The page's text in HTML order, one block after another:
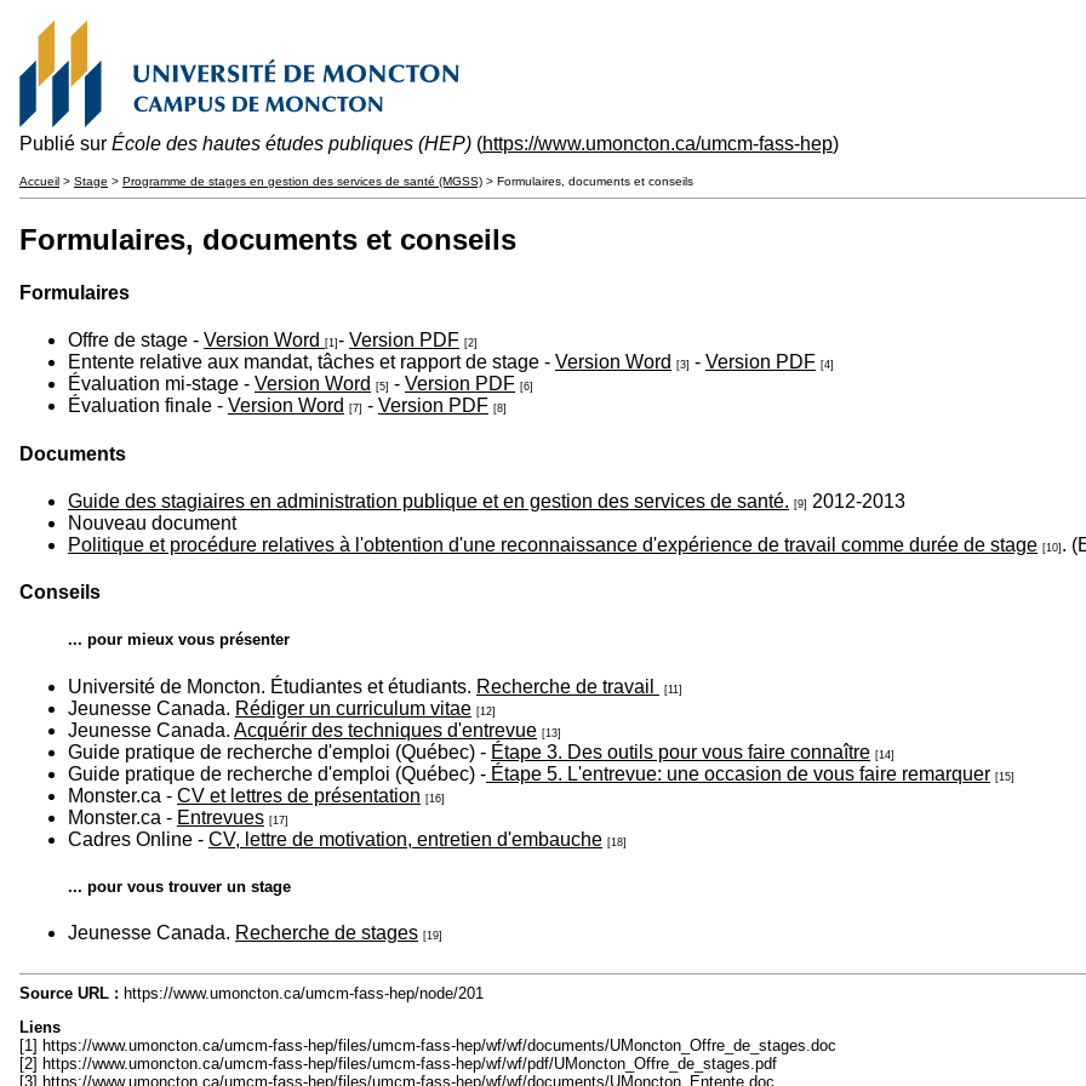
Publié sur École des hautes études publiques (HEP) (https://www.umoncton.ca/umcm-fass-hep)
Accueil > Stage > Programme de stages en gestion des services de santé (MGSS) > Formulaires, documents et conseils
Formulaires, documents et conseils
Formulaires
Offre de stage - Version Word [1] - Version PDF [2]
Entente relative aux mandat, tâches et rapport de stage - Version Word [3] - Version PDF [4]
Évaluation mi-stage - Version Word [5] - Version PDF [6]
Évaluation finale - Version Word [7] - Version PDF [8]
Documents
Guide des stagiaires en administration publique et en gestion des services de santé. [9]
2012-2013
Nouveau document
Politique et procédure relatives à l'obtention d'une reconnaissance d'expérience de travail comme durée de stage [10] .
Conseils
... pour mieux vous présenter
Université de Moncton. Étudiantes et étudiants. Recherche de travail [11]
Jeunesse Canada. Rédiger un curriculum vitae [12]
Jeunesse Canada. Acquérir des techniques d'entrevue [13]
Guide pratique de recherche d'emploi (Québec) - Étape 3. Des outils pour vous faire connaître [14]
Guide pratique de recherche d'emploi (Québec) - Étape 5. L'entrevue: une occasion de vous faire remarquer [15]
Monster.ca - CV et lettres de présentation [16]
Monster.ca - Entrevues [17]
Cadres Online - CV, lettre de motivation, entretien d'embauche [18]
... pour vous trouver un stage
Jeunesse Canada. Recherche de stages [19]
Source URL : https://www.umoncton.ca/umcm-fass-hep/node/201
Liens
[1] https://www.umoncton.ca/umcm-fass-hep/files/umcm-fass-hep/wf/wf/documents/UMoncton_Offre_de_stages.doc
[2] https://www.umoncton.ca/umcm-fass-hep/files/umcm-fass-hep/wf/wf/pdf/UMoncton_Offre_de_stages.pdf
[3] https://www.umoncton.ca/umcm-fass-hep/files/umcm-fass-hep/wf/wf/documents/UMoncton_Entente.doc